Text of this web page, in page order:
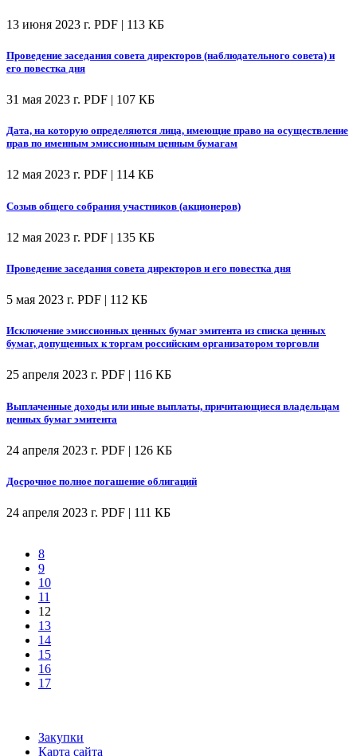
13 июня 2023 г. PDF | 113 КБ
Проведение заседания совета директоров (наблюдательного совета) и
его повестка дня
31 мая 2023 г. PDF | 107 КБ
Дата, на которую определяются лица, имеющие право на осуществление
прав по именным эмиссионным ценным бумагам
12 мая 2023 г. PDF | 114 КБ
Созыв общего собрания участников (акционеров)
12 мая 2023 г. PDF | 135 КБ
Проведение заседания совета директоров и его повестка дня
5 мая 2023 г. PDF | 112 КБ
Исключение эмиссионных ценных бумаг эмитента из списка ценных
бумаг, допущенных к торгам российским организатором торговли
25 апреля 2023 г. PDF | 116 КБ
Выплаченные доходы или иные выплаты, причитающиеся владельцам
ценных бумаг эмитента
24 апреля 2023 г. PDF | 126 КБ
Досрочное полное погашение облигаций
24 апреля 2023 г. PDF | 111 КБ
8
9
10
11
12
13
14
15
16
17
Закупки
Карта сайта